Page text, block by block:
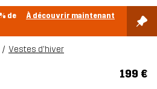
de
À découvrir maintenant
Vestes d'hiver
199 €